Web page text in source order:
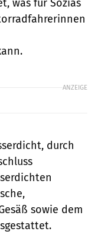
was für Sozias
ANZEIGE
durch
sowie dem